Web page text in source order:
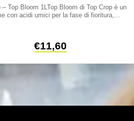
– Top Bloom 1LTop Bloom di Top Crop è un
con acidi umici per la fase di fioritura,...
€11,60